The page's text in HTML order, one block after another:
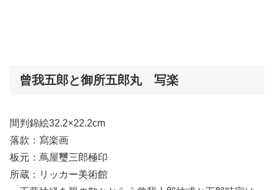
曾我五郎と御所五郎丸 写楽
間判錦絵32.2×22.2cm
落款：寫楽画
板元：蔦屋璽三郎極印
所蔵：リッカー美術館